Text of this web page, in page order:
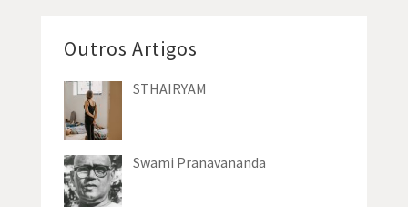
Outros Artigos
STHAIRYAM
Swami Pranavananda